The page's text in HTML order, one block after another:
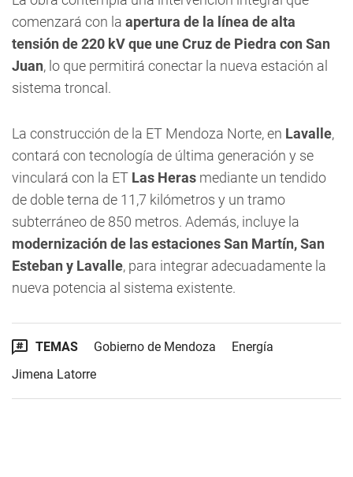
comenzará con la apertura de la línea de alta
tensión de 220 kV que une Cruz de Piedra con San
Juan, lo que permitirá conectar la nueva estación al
sistema troncal.
La construcción de la ET Mendoza Norte, en Lavalle,
contará con tecnología de última generación y se
vinculará con la ET Las Heras mediante un tendido
de doble terna de 11,7 kilómetros y un tramo
subterráneo de 850 metros. Además, incluye la
modernización de las estaciones San Martín, San
Esteban y Lavalle, para integrar adecuadamente la
nueva potencia al sistema existente.
TEMAS Gobierno de Mendoza
Energía
Jimena Latorre